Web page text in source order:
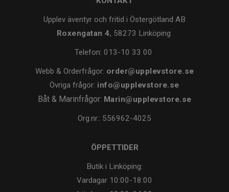
Upplev äventyr och fritid i Östergötland AB
Roxengatan 4, 58273 Linköping
Telefon: 013-10 33 00
Webb & Orderfrågor: order@upplevstore.se
Övriga frågor: info@upplevstore.se
Båt & Marinfrågor: Marin@upplevstore.se
Org.nr.: 556962-4025
ÖPPETTIDER
Butik i Linköping:
Vardagar 10:00-18:00